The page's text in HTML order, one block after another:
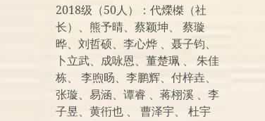
2018级（50人）：代爃榤（社
长）、熊予晴、蔡颖坤、 蔡璇
晔、刘哲硕、李心烨 、聂子钧、
卜立武、成咏恩、董楚珮 、 朱佳
栋、 李煦旸、李鹏辉、付梓垚、
张璇、易涵、谭睿 、蒋栩溪 、李
子昱、黄衎也 、 曹泽宇、 杜宇